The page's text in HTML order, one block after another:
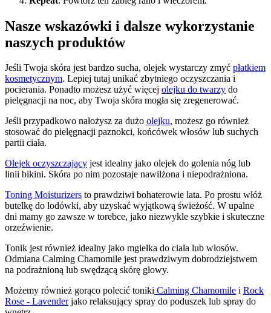
Nasze wskazówki i dalsze wykorzystanie
naszych produktów
Jeśli Twoja skóra jest bardzo sucha, olejek wystarczy zmyć płatkiem
kosmetycznym. Lepiej tutaj unikać zbytniego oczyszczania i
pocierania. Ponadto możesz użyć więcej olejku do twarzy do
pielęgnacji na noc, aby Twoja skóra mogła się zregenerować.
Jeśli przypadkowo nałożysz za dużo olejku, możesz go również
stosować do pielęgnacji paznokci, końcówek włosów lub suchych
partii ciała.
Olejek oczyszczający jest idealny jako olejek do golenia nóg lub
linii bikini. Skóra po nim pozostaje nawilżona i niepodrażniona.
Toning Moisturizers to prawdziwi bohaterowie lata. Po prostu włóż
butelkę do lodówki, aby uzyskać wyjątkową świeżość. W upalne
dni mamy go zawsze w torebce, jako niezwykle szybkie i skuteczne
orzeźwienie.
Tonik jest również idealny jako mgiełka do ciała lub włosów.
Odmiana Calming Chamomile jest prawdziwym dobrodziejstwem
na podrażnioną lub swędzącą skórę głowy.
Możemy również gorąco polecić toniki Calming Chamomile i Rock
Rose - Lavenderjako relaksujący spray do poduszek lub spray do